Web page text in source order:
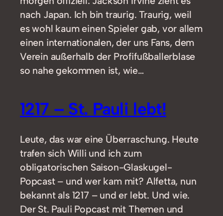
nach Japan. Ich bin traurig. Traurig, weil
es wohl kaum einen Spieler gab, vor allem
einen internationalen, der uns Fans, dem
Verein außerhalb der Profifußballerblase
so nahe gekommen ist, wie…
1217 – St. Pauli lebt!
Leute, das war eine Überraschung. Heute
trafen sich Willi und ich zum
obligatorischen Saison-Glaskugel-
Popcast – und wer kam mit? Alfetta, nun
bekannt als 1217 – und er lebt. Und wie.
Der St. Pauli Popcast mit Themen und